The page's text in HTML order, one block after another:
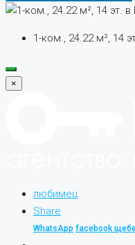
1-ком., 24.22 м², 14
×
любимец
Share
WhatsApp facebook